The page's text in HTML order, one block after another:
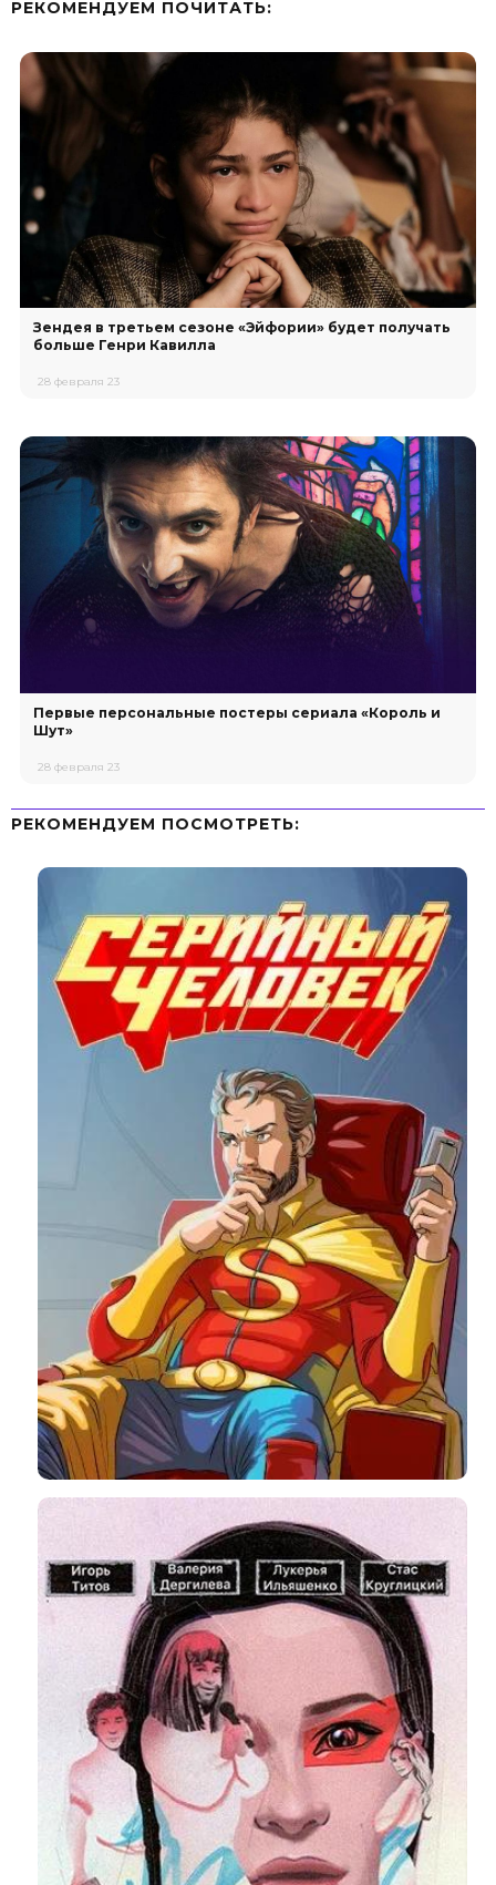
РЕКОМЕНДУЕМ ПOЧИТАТЬ:
Зендея в третьем сезоне «Эйфории» будет получать
больше Генри Кавилла
28 февраля 23
Первые персональные постеры сериала «Король и
Шут»
28 февраля 23
РЕКОМЕНДУЕМ ПОСМОТРЕТЬ: